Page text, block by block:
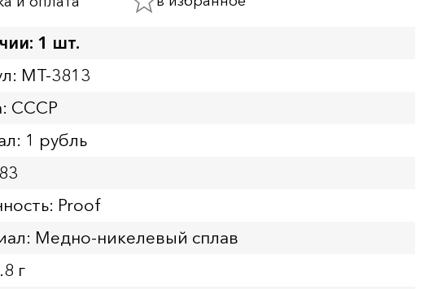
1 шт.
MT-3813
СССР
1 рубль
Proof
Медно-никелевый сплав
г